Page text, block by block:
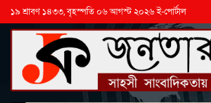
১৯ শ্রাবণ ১৪৩৩, বৃহস্পতি ০৬ আগস্ট ২০২৬ ই-পোর্টাল